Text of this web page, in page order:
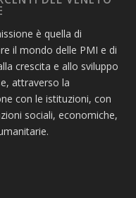
è quella di
il mondo delle PMI e di
crescita e allo sviluppo
attraverso la
con le istituzioni, con
sociali, economiche,